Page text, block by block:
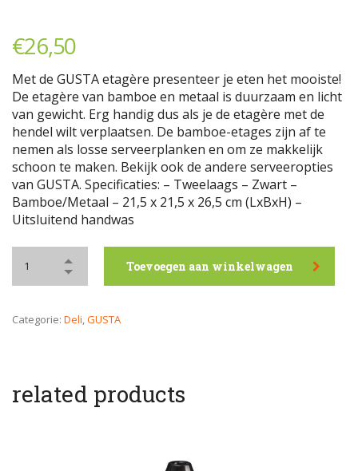
€26,50
Met de GUSTA etagère presenteer je eten het mooiste!
De etagère van bamboe en metaal is duurzaam en licht
van gewicht. Erg handig dus als je de etagère met de
hendel wilt verplaatsen. De bamboe-etages zijn af te
nemen als losse serveerplanken en om ze makkelijk
schoon te maken. Bekijk ook de andere serveeropties
van GUSTA. Specificaties: – Tweelaags – Zwart –
Bamboe/Metaal – 21,5 x 21,5 x 26,5 cm (LxBxH) –
Uitsluitend handwas
Toevoegen aan winkelwagen
Categorie: Deli,GUSTA
related products